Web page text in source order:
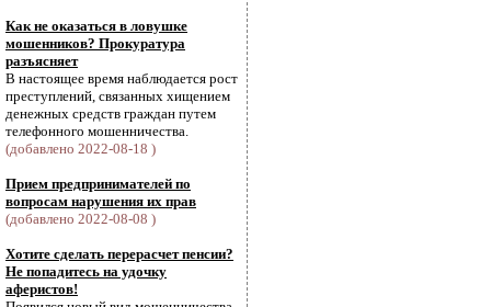
Как не оказаться в ловушке
мошенников? Прокуратура
разъясняет
В настоящее время наблюдается рост
преступлений, связанных хищением
денежных средств граждан путем
телефонного мошенничества.
(добавлено 2022-08-18 )
Прием предпринимателей по
вопросам нарушения их прав
(добавлено 2022-08-08 )
Хотите сделать перерасчет пенсии?
Не попадитесь на удочку
аферистов!